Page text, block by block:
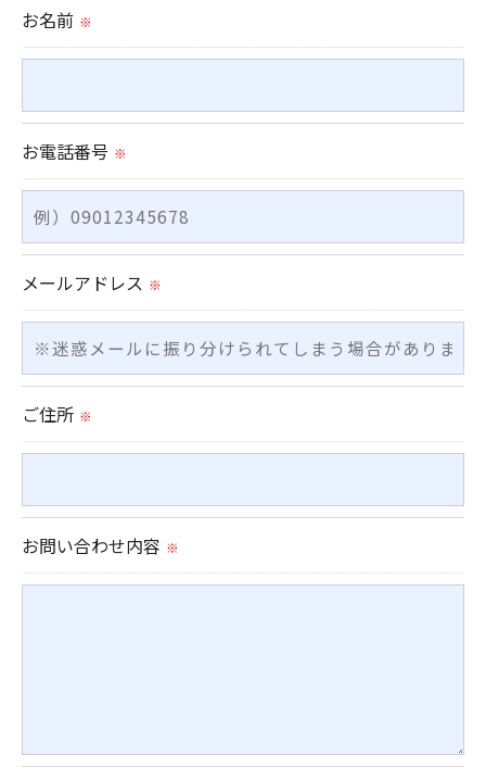
＜個人情報を与えなかった場合に生じる結果＞
のサービスをご提供できない場合がございますので
予めご了承ください。
＜個人情報の開示･訂正・削除･利用停止の手続につ
いて＞
当社では、お客様の個人情報の開示･訂正･削除・利
用停止の手続を定めさせて頂いております。
ご本人である事を確認のうえ、対応させて頂きま
す。
個人情報の開示･訂正･削除・利用停止の具体的手続
きにつきましては、お電話でお問合せ下さい。
お名前 ※
お電話番号 ※
メールアドレス ※
ご住所 ※
お問い合わせ内容 ※